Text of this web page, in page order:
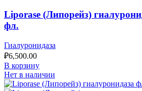
Liporase (Липорейз)
фл.
Гиалуронидаза
₽6,500.00
В корзину
Нет в наличии